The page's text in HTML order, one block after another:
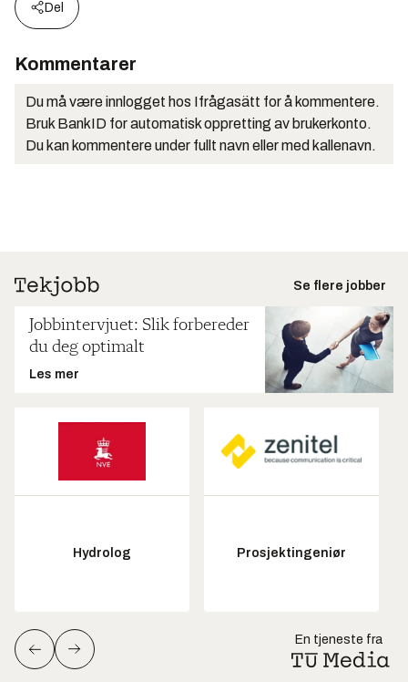
Del
Kommentarer
Du må være innlogget hos Ifrågasätt for å kommentere.
Bruk BankID for automatisk oppretting av brukerkonto.
Du kan kommentere under fullt navn eller med kallenavn.
Se flere jobber
Jobbintervjuet: Slik forbereder
du deg optimalt
Les mer
Hydrolog Prosjektingeniør
En tjeneste fra